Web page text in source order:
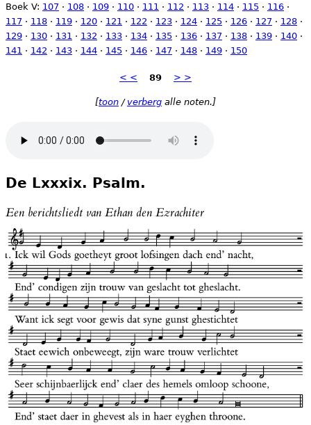
De Lxxxix. Psalm.
Een berichtsliedt van Ethan den Ezrachiter
Boek V: 107 · 108 · 109 · 110 · 111 · 112 · 113 · 114 · 115 · 116 ·
117 · 118 · 119 · 120 · 121 · 122 · 123 · 124 · 125 · 126 · 127 · 128 ·
129 · 130 · 131 · 132 · 133 · 134 · 135 · 136 · 137 · 138 · 139 · 140 ·
141 · 142 · 143 · 144 · 145 · 146 · 147 · 148 · 149 · 150
< < 89 > >
[toon / verberg alle noten.]